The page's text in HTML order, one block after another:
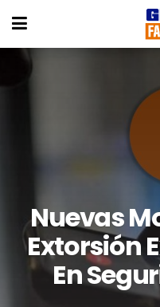
Nuevas
Extorsión
En